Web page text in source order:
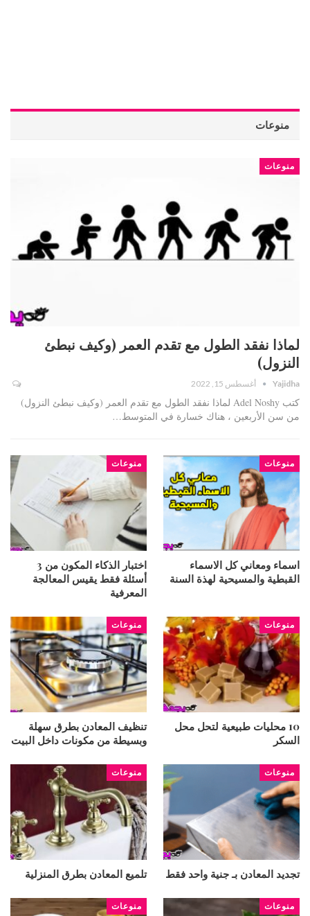
منوعات
منوعات
لماذا نفقد الطول مع تقدم العمر (وكيف نبطئ
النزول)
Yajidha أغسطس 15, 2022
كتب Adel Noshy لماذا نفقد الطول مع تقدم العمر (وكيف نبطئ النزول)
من سن الأربعين ، هناك خسارة في المتوسط…
منوعات
اسماء ومعاني كل الاسماء
القبطية والمسيحية لهذة السنة
منوعات
اختبار الذكاء المكون من 3
أسئلة فقط يقيس المعالجة
المعرفية
منوعات
10 محليات طبيعية لتحل محل
السكر
منوعات
تنظيف المعادن بطرق سهلة
وبسيطة من مكونات داخل البيت
منوعات
تجديد المعادن بـ جنية واحد فقط
منوعات
تلميع المعادن بطرق المنزلية
منوعات منوعات